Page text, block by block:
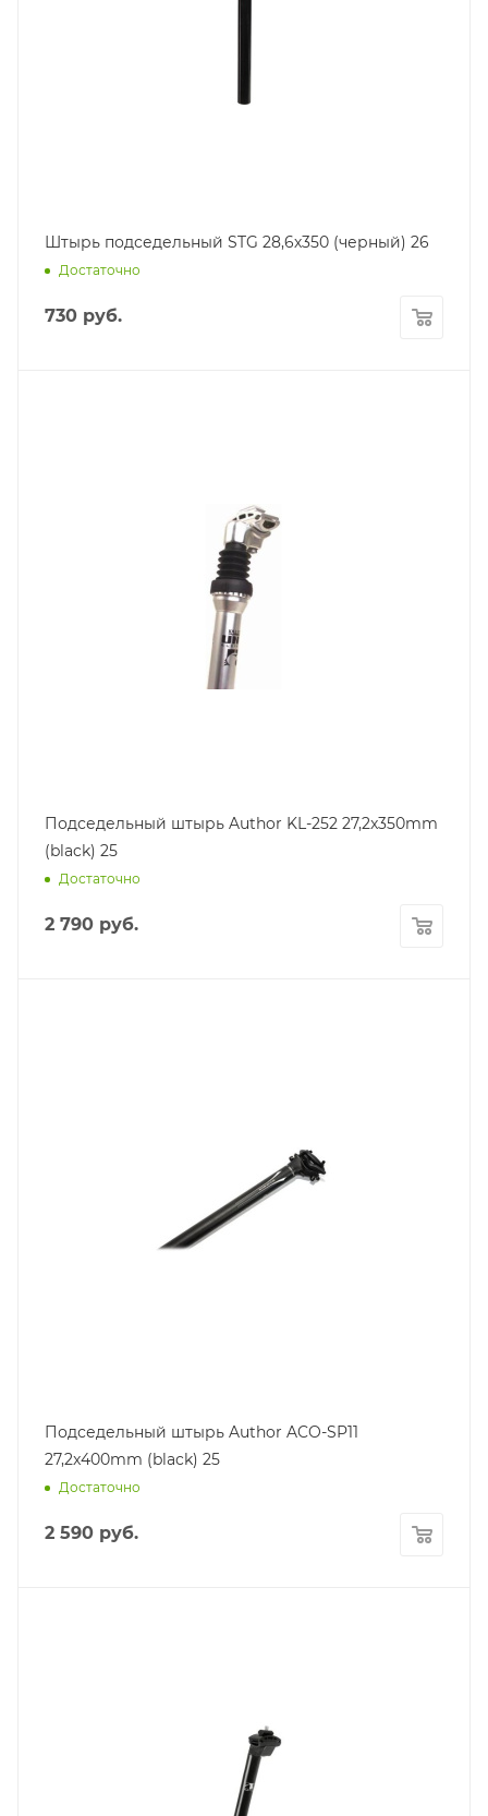
Штырь подседельный STG 28,6х350 (черный) 26
Достаточно
730 руб.
Подседельный штырь Author KL-252 27,2x350mm
(black) 25
Достаточно
2 790 руб.
Подседельный штырь Author ACO-SP11
27,2x400mm (black) 25
Достаточно
2 590 руб.